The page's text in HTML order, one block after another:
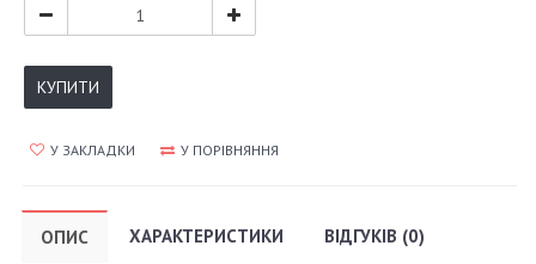
КУПИТИ
У ЗАКЛАДКИ У ПОРІВНЯННЯ
ОПИС ХАРАКТЕРИСТИКИ ВІДГУКІВ (0)